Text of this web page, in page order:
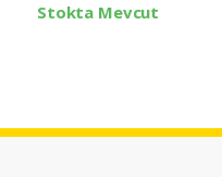
Stokta Mevcut